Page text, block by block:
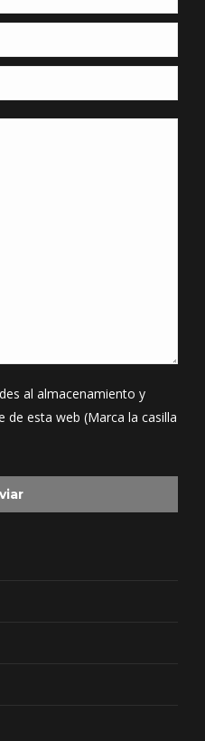
al almacenamiento y
esta web (Marca la casilla